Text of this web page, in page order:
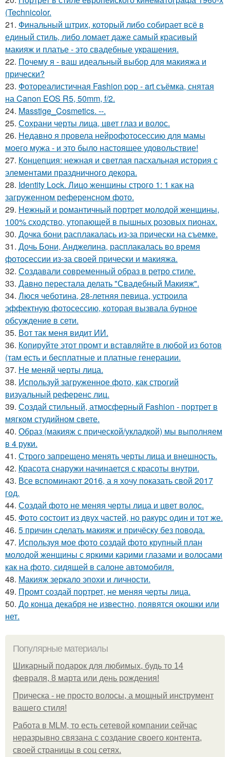
(Technicolor.
21. Финальный штрих, который либо собирает всё в
единый стиль, либо ломает даже самый красивый
макияж и платье - это свадебные украшения.
22. Почему я - ваш идеальный выбор для макияжа и
прически?
23. Фотореалистичная Fashion pop - art съёмка, снятая
на Canon EOS R5, 50mm, f/2.
24. Masstige_Cosmetics. --.
25. Сохрани черты лица, цвет глаз и волос.
26. Недавно я провела нейрофотосессию для мамы
моего мужа - и это было настоящее удовольствие!
27. Концепция: нежная и светлая пасхальная история с
элементами праздничного декора.
28. Identity Lock. Лицо женщины строго 1: 1 как на
загруженном референсном фото.
29. Нежный и романтичный портрет молодой женщины,
100% сходство, утопающей в пышных розовых пионах.
30. Дочка бони расплакалась из-за прически на съемке.
31. Дочь Бони, Анджелина, расплакалась во время
фотосессии из-за своей прически и макияжа.
32. Создавали современный образ в ретро стиле.
33. Давно перестала делать "Свадебный Макияж".
34. Люся чеботина, 28-летняя певица, устроила
эффектную фотосессию, которая вызвала бурное
обсуждение в сети.
35. Вот так меня видит ИИ.
36. Копируйте этот промт и вставляйте в любой из ботов
(там есть и бесплатные и платные генерации.
37. Не меняй черты лица.
38. Используй загруженное фото, как строгий
визуальный референс лиц.
39. Создай стильный, атмосферный Fashion - портрет в
мягком студийном свете.
40. Образ (макияж с прической/укладкой) мы выполняем
в 4 руки.
41. Строго запрещено менять черты лица и внешность.
42. Красота снаружи начинается с красоты внутри.
43. Все вспоминают 2016, а я хочу показать свой 2017
год.
44. Создай фото не меняя черты лица и цвет волос.
45. Фото состоит из двух частей, но ракурс один и тот же.
46. 5 причин сделать макияж и причёску без повода.
47. Используя мое фото создай фото крупный план
молодой женщины с яркими карими глазами и волосами
как на фото, сидящей в салоне автомобиля.
48. Макияж зеркало эпохи и личности.
49. Промт создай портрет, не меняя черты лица.
50. До конца декабря не известно, появятся окошки или
нет.
Популярные материалы
Шикарный подарок для любимых, будь то 14
февраля, 8 марта или день рождения!
Прическа - не просто волосы, а мощный инструмент
вашего стиля!
Работа в MLM, то есть сетевой компании сейчас
неразрывно связана с создание своего контента,
своей страницы в соц сетях.